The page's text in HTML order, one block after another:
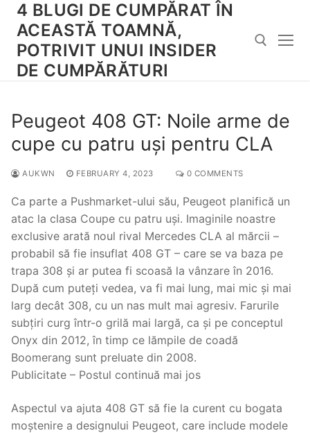
Skip
content
4 BLUGI DE CUMPĂRAT ÎN
ACEASTĂ TOAMNĂ,
POTRIVIT UNUI INSIDER
DE CUMPĂRĂTURI
Peugeot 408 GT: Noile arme de
cupe cu patru uși pentru CLA
AUKWN FEBRUARY 4, 2023 0 COMMENTS
Ca parte a Pushmarket-ului său, Peugeot planifică un
atac la clasa Coupe cu patru uși. Imaginile noastre
exclusive arată noul rival Mercedes CLA al mărcii –
probabil să fie insuflat 408 GT – care se va baza pe
trapa 308 și ar putea fi scoasă la vânzare în 2016.
După cum puteți vedea, va fi mai lung, mai mic și mai
larg decât 308, cu un nas mult mai agresiv. Farurile
subțiri curg într-o grilă mai largă, ca și pe conceptul
Onyx din 2012, în timp ce lămpile de coadă
Boomerang sunt preluate din 2008.
Publicitate – Postul continuă mai jos
Aspectul va ajuta 408 GT să fie la curent cu bogata
moștenire a designului Peugeot, care include modele